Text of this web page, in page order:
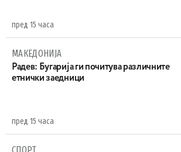
пред 15 часа
МАКЕДОНИЈА
Радев: Бугарија ги почитува различните
етнички заедници
пред 15 часа